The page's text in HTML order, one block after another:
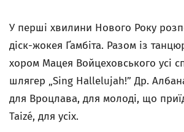
У перші хвилини Нового Року
діск-жокея Ґамбіта. Разом із
хором Мацея Войцеховського усі
шлягер „Sing Hallelujah!” Др.
для Вроцлава, для молоді, що
Taizé, для усіх.